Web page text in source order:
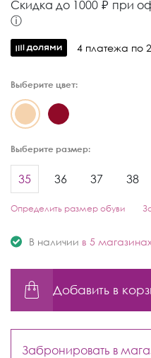
Cкидка до 1000 ₽ при
ⓘ
4 платежа по
Выберите цвет:
Выберите размер:
35 36 37 38
Определить размер обуви
В наличии в 5 магазинах
Добавить в
Забронировать в